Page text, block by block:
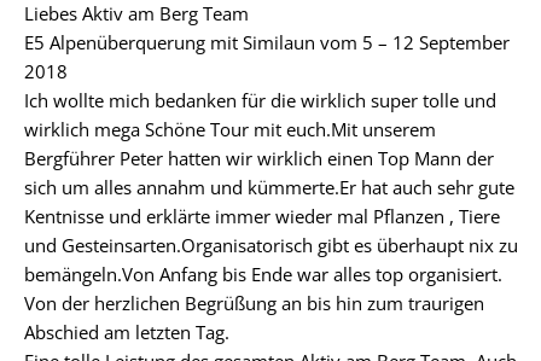
Liebes Aktiv am Berg Team
E5 Alpenüberquerung mit Similaun vom 5 – 12 September
2018
Ich wollte mich bedanken für die wirklich super tolle und
wirklich mega Schöne Tour mit euch.Mit unserem
Bergführer Peter hatten wir wirklich einen Top Mann der
sich um alles annahm und kümmerte.Er hat auch sehr gute
Kentnisse und erklärte immer wieder mal Pflanzen , Tiere
und Gesteinsarten.Organisatorisch gibt es überhaupt nix zu
bemängeln.Von Anfang bis Ende war alles top organisiert.
Von der herzlichen Begrüßung an bis hin zum traurigen
Abschied am letzten Tag.